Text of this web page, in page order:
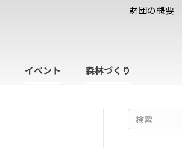
財団の概要
イベント 森林づくり